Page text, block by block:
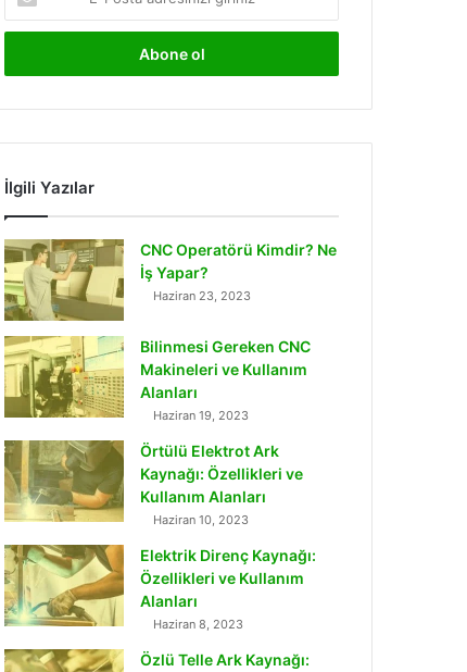
Posta
adresinizi
İlgili Yazılar
CNC Operatörü Kimdir? Ne
İş Yapar?
Haziran 23, 2023
Bilinmesi Gereken CNC
Makineleri ve Kullanım
Alanları
Haziran 19, 2023
Örtülü Elektrot Ark
Kaynağı: Özellikleri ve
Kullanım Alanları
Haziran 10, 2023
Elektrik Direnç Kaynağı:
Özellikleri ve Kullanım
Alanları
Haziran 8, 2023
Özlü Telle Ark Kaynağı: